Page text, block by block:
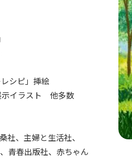
シピ」挿絵
示イラスト 他多数
社、主婦と生活社、
青春出版社、赤ちゃん